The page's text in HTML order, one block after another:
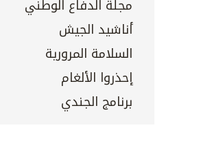
مجلة الدفاع الوطني
أناشيد الجيش
السلامة المرورية
إحذروا الألغام
برنامج الجندي